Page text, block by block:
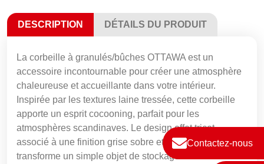
Contactez-nous
DESCRIPTION DÉTAILS DU PRODUIT
La corbeille à granulés/bûches OTTAWA est un
accessoire incontournable pour créer une atmosphère
chaleureuse et accueillante dans votre intérieur.
Inspirée par les textures laine tressée, cette corbeille
apporte un esprit cocooning, parfait pour les
atmosphères scandinaves. Le design effet tricot,
associé à une finition grise sobre et élégante,
transforme un simple objet de stockage en un véritable